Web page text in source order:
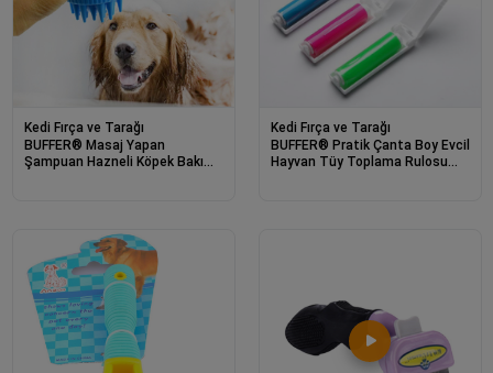
Kedi Fırça ve Tarağı
BUFFER® Masaj Yapan
Şampuan Hazneli Köpek Bakım
Kedi Fırça ve Tarağı
BUFFER® Pratik Çanta Boy Evcil
Hayvan Tüy Toplama Rulosu